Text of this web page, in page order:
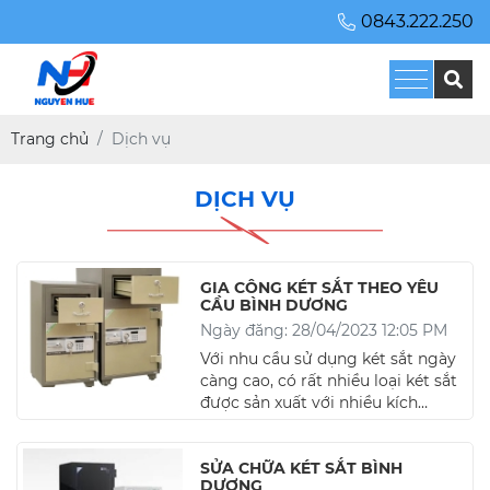
0843.222.250
Trang chủ Dịch vụ
DỊCH VỤ
GIA CÔNG KÉT SẮT THEO YÊU
CẦU BÌNH DƯƠNG
Ngày đăng: 28/04/2023 12:05 PM
Với nhu cầu sử dụng két sắt ngày
càng cao, có rất nhiều loại két sắt
được sản xuất với nhiều kích
dụng một loại két sắt đặc biệt, với
SỬA CHỮA KÉT SẮT BÌNH
DƯƠNG